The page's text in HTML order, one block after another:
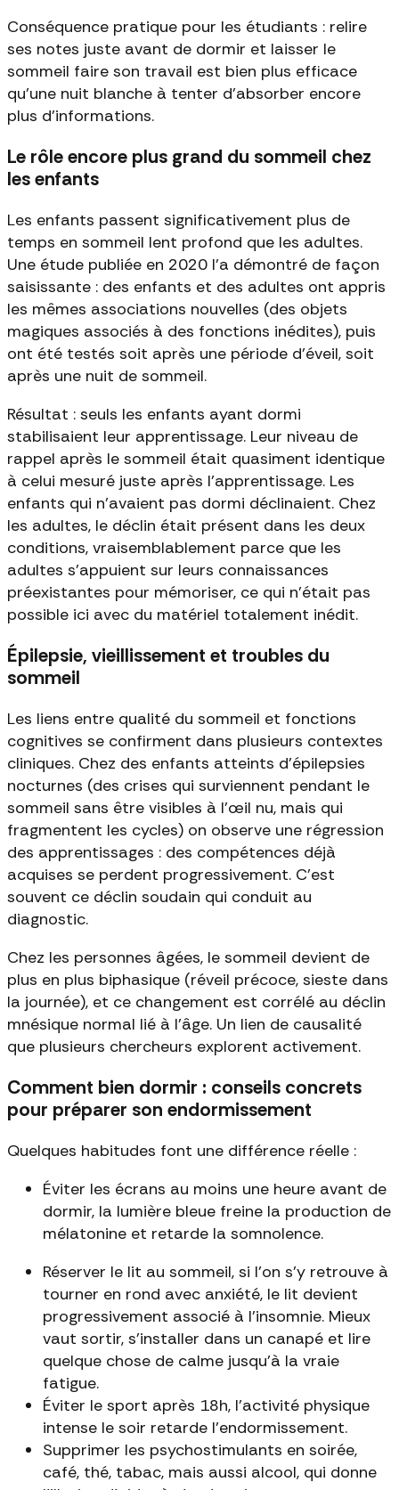
Conséquence pratique pour les étudiants : relire
ses notes juste avant de dormir et laisser le
sommeil faire son travail est bien plus efficace
qu'une nuit blanche à tenter d'absorber encore
plus d'informations.
Le rôle encore plus grand du sommeil chez
les enfants
Les enfants passent significativement plus de
temps en sommeil lent profond que les adultes.
Une étude publiée en 2020 l'a démontré de façon
saisissante : des enfants et des adultes ont appris
les mêmes associations nouvelles (des objets
magiques associés à des fonctions inédites), puis
ont été testés soit après une période d'éveil, soit
après une nuit de sommeil.
Résultat : seuls les enfants ayant dormi
stabilisaient leur apprentissage. Leur niveau de
rappel après le sommeil était quasiment identique
à celui mesuré juste après l'apprentissage. Les
enfants qui n'avaient pas dormi déclinaient. Chez
les adultes, le déclin était présent dans les deux
conditions, vraisemblablement parce que les
adultes s'appuient sur leurs connaissances
préexistantes pour mémoriser, ce qui n'était pas
possible ici avec du matériel totalement inédit.
Épilepsie, vieillissement et troubles du
sommeil
Les liens entre qualité du sommeil et fonctions
cognitives se confirment dans plusieurs contextes
cliniques. Chez des enfants atteints d'épilepsies
nocturnes (des crises qui surviennent pendant le
sommeil sans être visibles à l'œil nu, mais qui
fragmentent les cycles) on observe une régression
des apprentissages : des compétences déjà
acquises se perdent progressivement. C'est
souvent ce déclin soudain qui conduit au
diagnostic.
Chez les personnes âgées, le sommeil devient de
plus en plus biphasique (réveil précoce, sieste dans
la journée), et ce changement est corrélé au déclin
mnésique normal lié à l'âge. Un lien de causalité
que plusieurs chercheurs explorent activement.
Comment bien dormir : conseils concrets
pour préparer son endormissement
Quelques habitudes font une différence réelle :
Éviter les écrans au moins une heure avant de
dormir, la lumière bleue freine la production de
mélatonine et retarde la somnolence.
Réserver le lit au sommeil, si l'on s'y retrouve à
tourner en rond avec anxiété, le lit devient
progressivement associé à l'insomnie. Mieux
vaut sortir, s'installer dans un canapé et lire
quelque chose de calme jusqu'à la vraie
fatigue.
Éviter le sport après 18h, l'activité physique
intense le soir retarde l'endormissement.
Supprimer les psychostimulants en soirée,
café, thé, tabac, mais aussi alcool, qui donne